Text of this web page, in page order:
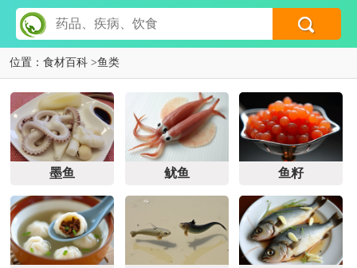
位置： 食材百科 >鱼类
墨鱼 鱿鱼 鱼籽